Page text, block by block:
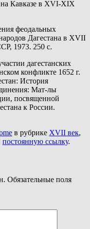
Кавказе в XVI-XIX
феодальных
Дагестана в XVII
1973. 250 с.
дагестанских
конфликте 1652 г.
История
Мат-лы
посвященной
к России.
в рубрике XVII век,
постоянную ссылку.
Обязательные поля